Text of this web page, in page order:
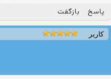
پاسخ بازگفت
کاربر